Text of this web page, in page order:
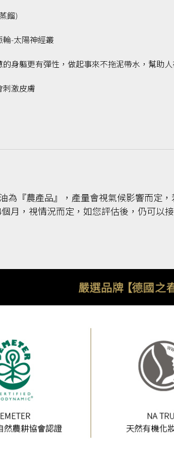
餾)
-太陽神經叢
的身軀更有彈性，做起事來不拖泥帶水，幫助
刺激皮膚
為『農產品』，產量會視氣候影響而定，
月，視情況而定，如您評估後，仍可以